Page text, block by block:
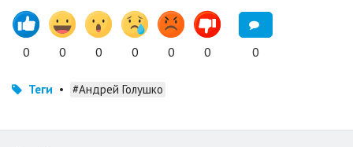
0 0 0 0 0 0 0
Теги • #Андрей Голушко